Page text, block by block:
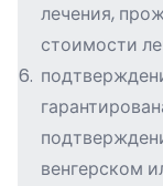
6.
лечения,
стоимости
венгерском